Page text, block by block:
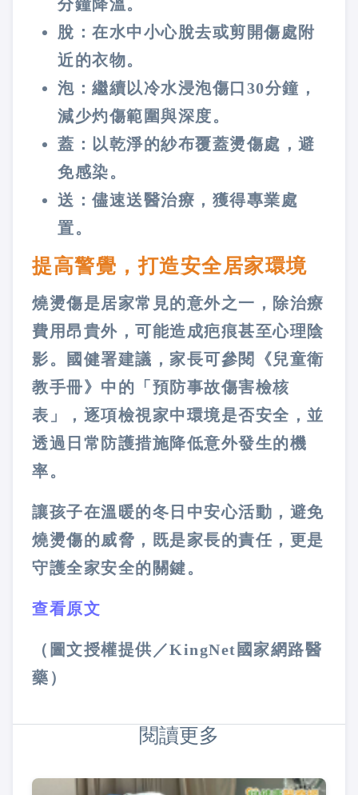
分鐘降溫。
脫：在水中小心脫去或剪開傷處附
近的衣物。
泡：繼續以冷水浸泡傷口30分鐘，
減少灼傷範圍與深度。
蓋：以乾淨的紗布覆蓋燙傷處，避
免感染。
送：儘速送醫治療，獲得專業處
置。
提高警覺，打造安全居家環境
燒燙傷是居家常見的意外之一，除治療
費用昂貴外，可能造成疤痕甚至心理陰
影。國健署建議，家長可參閱《兒童衛
教手冊》中的「預防事故傷害檢核
表」，逐項檢視家中環境是否安全，並
透過日常防護措施降低意外發生的機
率。
讓孩子在溫暖的冬日中安心活動，避免
燒燙傷的威脅，既是家長的責任，更是
守護全家安全的關鍵。
查看原文
（圖文授權提供／KingNet國家網路醫
藥）
閱讀更多